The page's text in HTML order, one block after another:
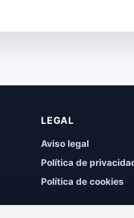
LEGAL
Aviso legal
Política de
Política de cookies